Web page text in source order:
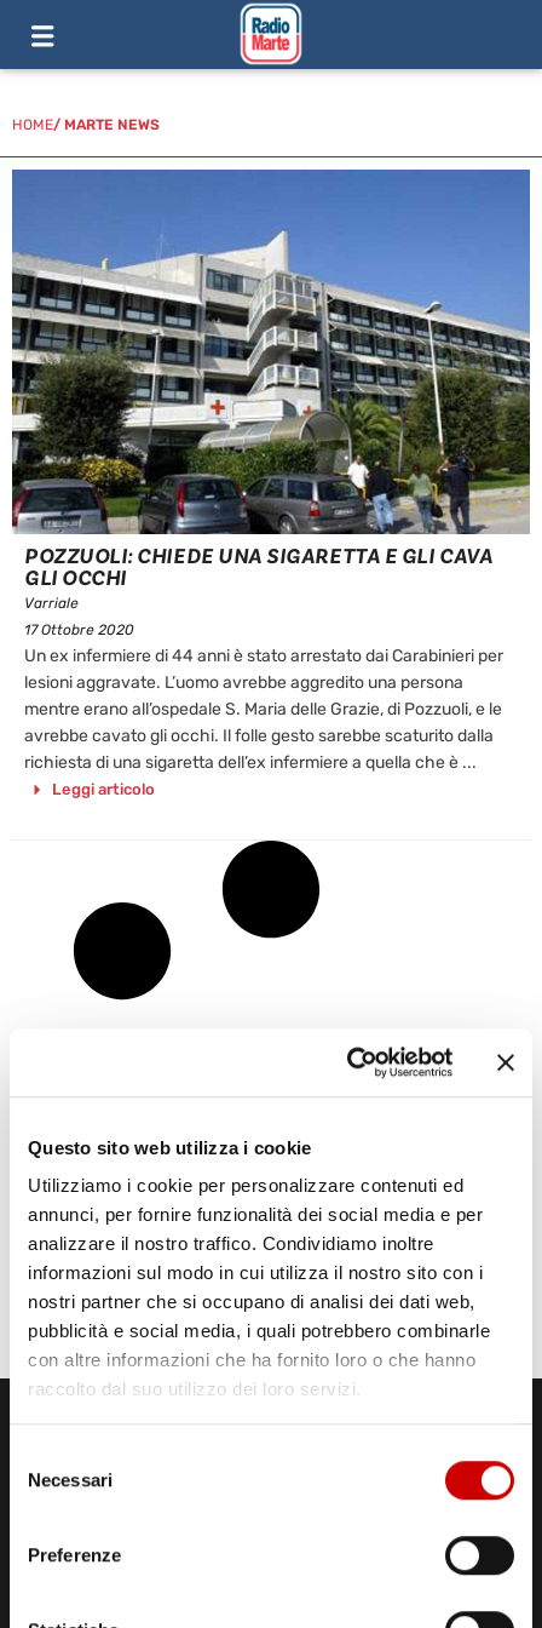
Questo sito web utilizza i cookie
Utilizziamo i cookie per personalizzare contenuti ed
annunci, per fornire funzionalità dei social media e per
analizzare il nostro traffico. Condividiamo inoltre
informazioni sul modo in cui utilizza il nostro sito con i
nostri partner che si occupano di analisi dei dati web,
pubblicità e social media, i quali potrebbero combinarle
con altre informazioni che ha fornito loro o che hanno
raccolto dal suo utilizzo dei loro servizi.
delNecessari
Preferenze
HOME/ MARTE NEWS
POZZUOLI: CHIEDE UNA SIGARETTA E GLI CAVA
GLI OCCHI
Varriale
17 Ottobre 2020
Un ex infermiere di 44 anni è stato arrestato dai Carabinieri per
lesioni aggravate. L’uomo avrebbe aggredito una persona
mentre erano all’ospedale S. Maria delle Grazie, di Pozzuoli, e le
avrebbe cavato gli occhi. Il folle gesto sarebbe scaturito dalla
richiesta di una sigaretta dell’ex infermiere a quella che è ...
Leggi articolo
Via Comunale Tavernola, 166/b